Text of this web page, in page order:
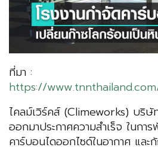
ที่มา :
https://
ไคลม์เวิร์คส์ ​(​Climeworks) บริ
ออกมาประกาศความสำเร็จ ในก
คาร์บอนไดออกไซด์ในอากาศ และ